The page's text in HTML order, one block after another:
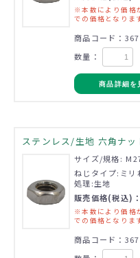
※本数により価格
での価格となりま
商品コード：
数量：
商品詳細を
ステンレス/生地 六角ナ
サイズ/規格:
ねじタイプ:ミ
処理:生地
販売価格(税込)
※本数により価格
での価格となりま
商品コード：